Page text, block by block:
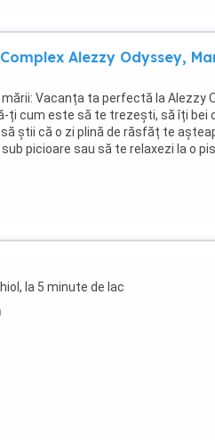
Alezzy Odyssey,
mării: Vacanța ta perfectă la Alezzy
ți cum este să te trezești, să îți bei
știi că o zi plină de răsfăț te
picioare sau să te relaxezi la o
la 5 minute de lac